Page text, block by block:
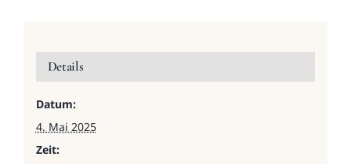
Details
Datum:
4. Mai 2025
Zeit: